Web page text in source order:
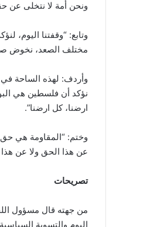
ونحن أمة لا نتخلى عن
وتابع: “وقفتنا اليوم،
مختلف الصعد، نخوض
وأردف: لهذه الساحة في
نؤكد أن فلسطين هي
ارضنا، كل ارضنا”.
وختم: “المقاومة هي حق
عن هذا الحق ولا عن هذا
تصريحات
من جهته قال مسؤول
اليوم والتسوية